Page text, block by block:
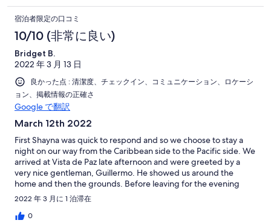
宿泊者限定の口コミ
10/10 (非常に良い)
Bridget B.
2022 年 3 月 13 日
良かった点 : 清潔度、チェックイン、コミュニケーション、ロケーシ
ョン、掲載情報の正確さ
Google で翻訳
March 12th 2022
First Shayna was quick to respond and so we choose to stay a
night on our way from the Caribbean side to the Pacific side. We
arrived at Vista de Paz late afternoon and were greeted by a
very nice gentleman, Guillermo. He showed us around the
home and then the grounds. Before leaving for the evening
made sure we had a fire going and we had enough firewood.
Due to all the traveling I had requested a cook for the evening.
Carman arrived and prepared a wonderful dinner prepared
2022 年 3 月に 1 泊滞在
0